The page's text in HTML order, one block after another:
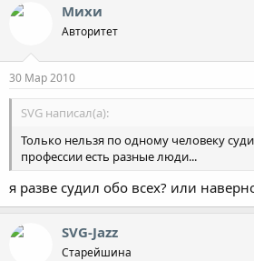
Михи
Авторитет
30 Мар 2010
SVG написал(а):
Только нельзя по одному человеку
профессии есть разные люди...
я разве судил обо всех? или
SVG-Jazz
Старейшина